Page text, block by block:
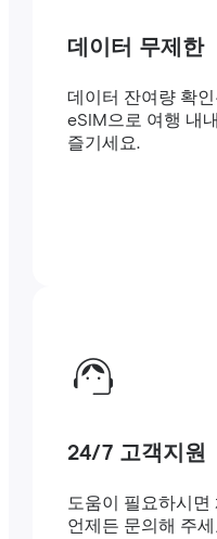
데이터 무제한
데이터 잔여량 확
eSIM으로 여행 내
즐기세요.
24/7 고객지원
도움이 필요하시면
언제든 문의해 주